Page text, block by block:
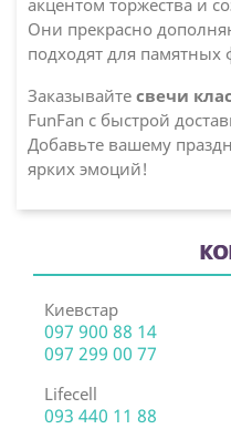
Они прекрасно
подходят для памятных
Заказывайте свечи
FunFan с быстрой
Добавьте вашему
ярких эмоций!
Киевстар
097 900 88 14
097 299 00 77
Lifecell
093 440 11 88